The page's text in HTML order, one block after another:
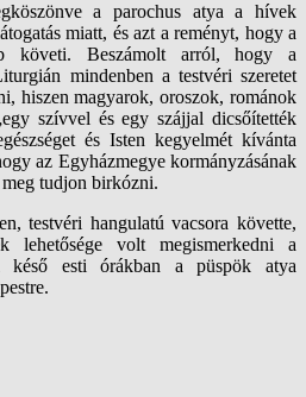
a parochus atya a hívek
miatt, és azt a reményt, hogy a
követi. Beszámolt arról, hogy a
mindenben a testvéri szeretet
hiszen magyarok, oroszok, románok
szívvel és egy szájjal dicsőítették
és Isten kegyelmét kívánta
az Egyházmegye kormányzásának
tudjon birkózni.
testvéri hangulatú vacsora követte,
lehetősége volt megismerkedni a
késő esti órákban a püspök atya